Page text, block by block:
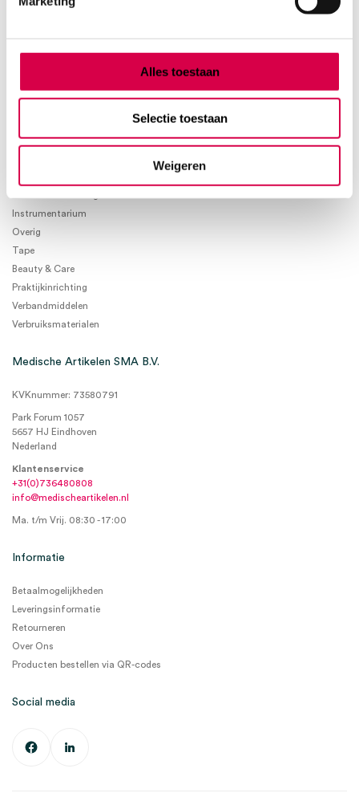
Alles toestaan
Selectie toestaan
Weigeren
55.61
Product categorieën
Instrumentarium
Overig
Tape
Beauty & Care
Praktijkinrichting
Verbandmiddelen
Verbruiksmaterialen
Medische Artikelen SMA B.V.
KVKnummer: 73580791
Park Forum 1057
5657 HJ Eindhoven
Nederland
Klantenservice
+31(0)736480808
info@medischeartikelen.nl
Ma. t/m Vrij. 08:30 - 17:00
Informatie
Betaalmogelijkheden
Leveringsinformatie
Retourneren
Over Ons
Producten bestellen via QR-codes
Social media